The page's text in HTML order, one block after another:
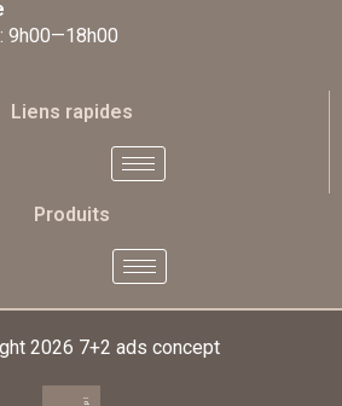
9h00—18h00
Liens rapides
Produits
2026 7+2 ads concept